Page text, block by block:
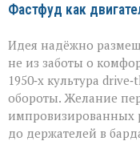
Фастфуд как
Идея надёжно
не из заботы о
1950‑х культура
обороты. Желание
импровизированных
до держателей в